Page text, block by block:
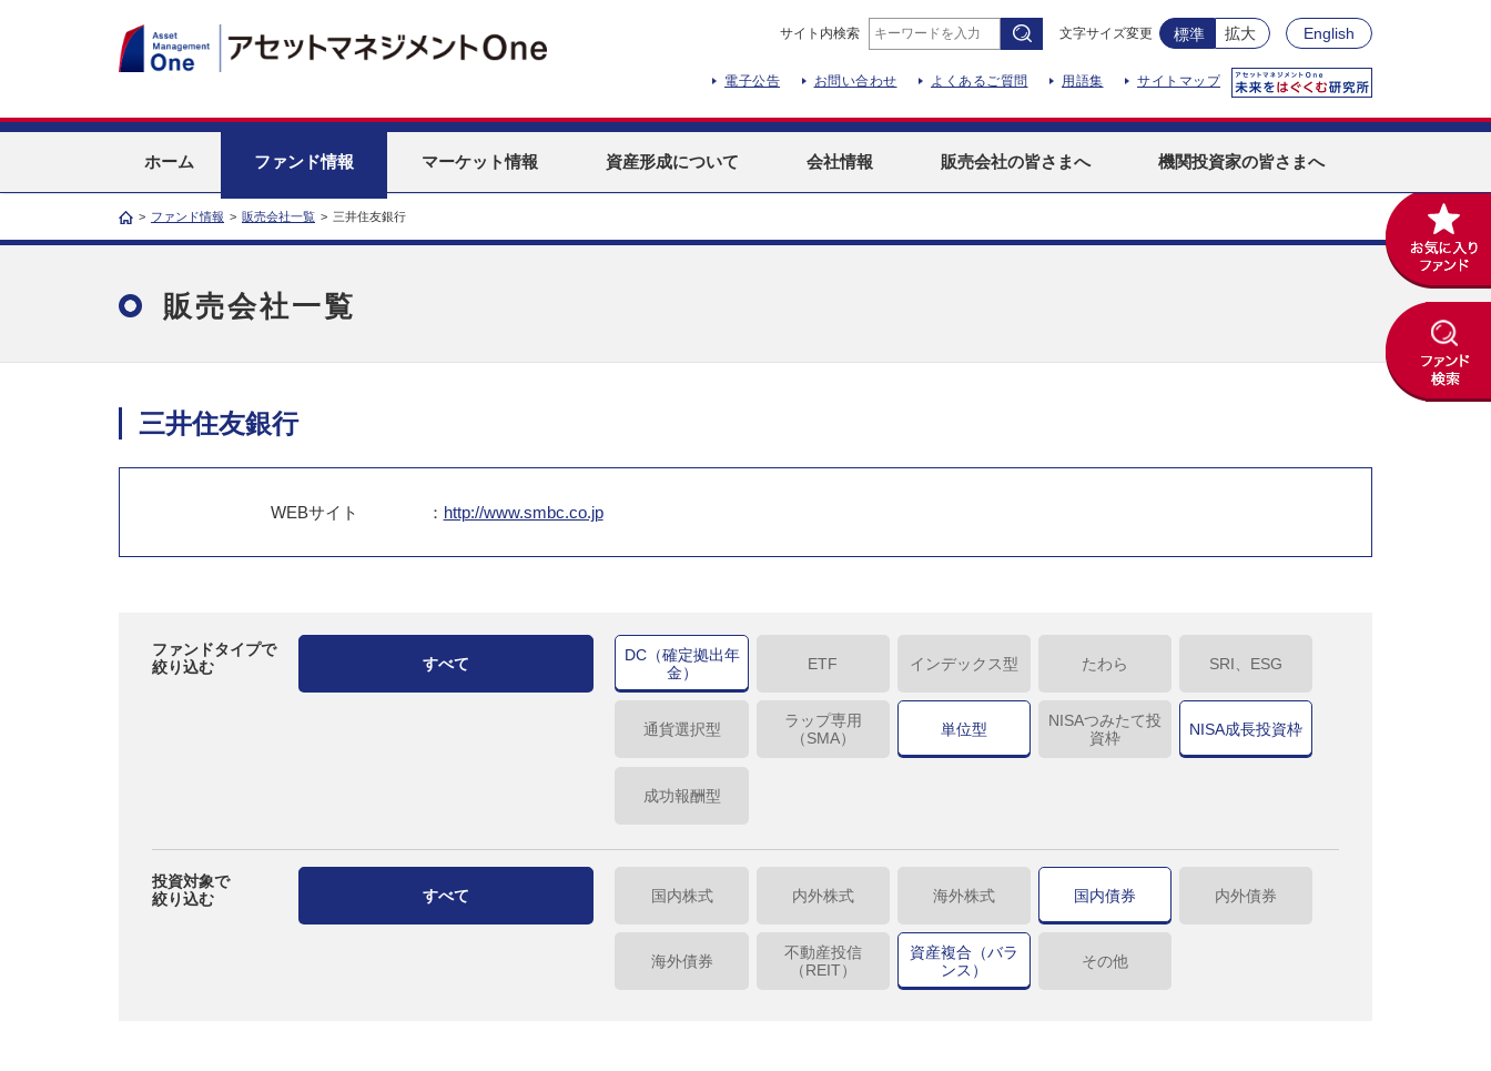
サイト内検索 文字サイズ変更 標準 拡大 English
電子公告 お問い合わせ よくあるご質問 用語集 サイトマップ
ホーム ファンド情報 マーケット情報 資産形成について 会社情報 販売会社の皆さまへ 機関投資家の皆さまへ
> ファンド情報 > 販売会社一覧 > 三井住友銀行
販売会社一覧
三井住友銀行
WEBサイト ： http://www.smbc.co.jp
ファンドタイプで
絞り込む
すべて
DC（確定拠出年
金）
ETF インデックス型 たわら SRI、ESG
通貨選択型
ラップ専用
（SMA）
単位型
NISAつみたて投
資枠
NISA成長投資枠
成功報酬型
投資対象で
絞り込む
すべて 国内株式 内外株式 海外株式 国内債券 内外債券
海外債券
不動産投信
（REIT）
資産複合（バラ
ンス）
その他